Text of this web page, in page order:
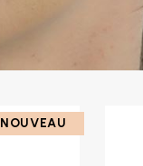
NOUVEAU